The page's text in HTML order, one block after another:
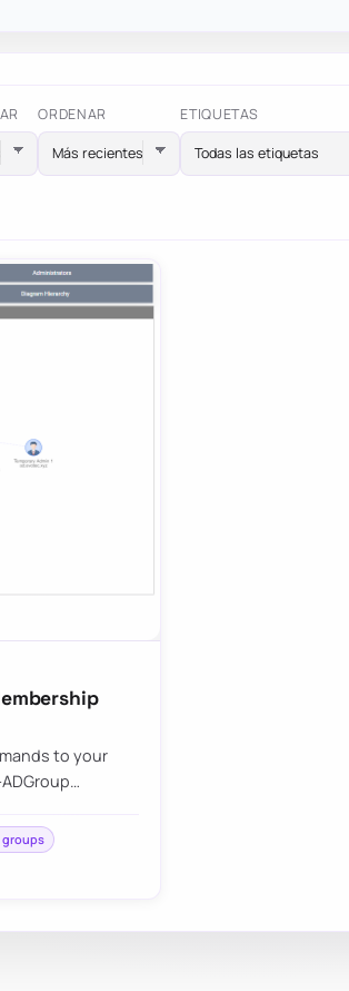
ORDENAR ETIQUETAS
Todas las etiquetas
to your
groups